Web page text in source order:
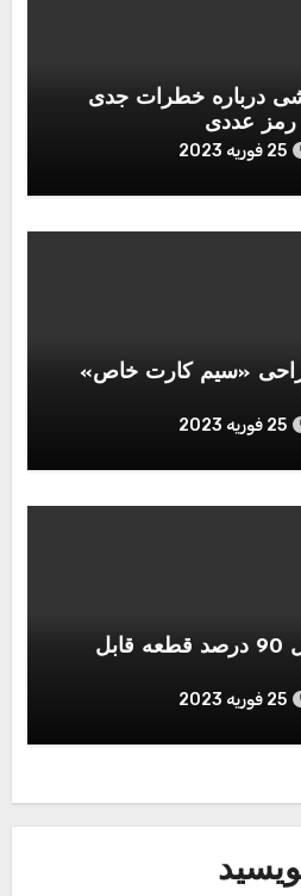
درباره خطرات جدی
رمز عددی
25 فوریه 2023
«سیم کارت خاص»
25 فوریه 2023
«کامپیوتر سبز» اینتل 90 درصد قطعه قابل‌
25 فوریه 2023